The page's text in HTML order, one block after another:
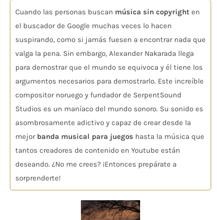
Cuando las personas buscan música sin copyright en
el buscador de Google muchas veces lo hacen
suspirando, como si jamás fuesen a encontrar nada que
valga la pena. Sin embargo, Alexander Nakarada llega
para demostrar que el mundo se equivoca y él tiene los
argumentos necesarios para demostrarlo. Este increíble
compositor noruego y fundador de SerpentSound
Studios es un maníaco del mundo sonoro. Su sonido es
asombrosamente adictivo y capaz de crear desde la
mejor banda musical para juegos hasta la música que
tantos creadores de contenido en Youtube están
deseando. ¿No me crees? ¡Entonces prepárate a
sorprenderte!